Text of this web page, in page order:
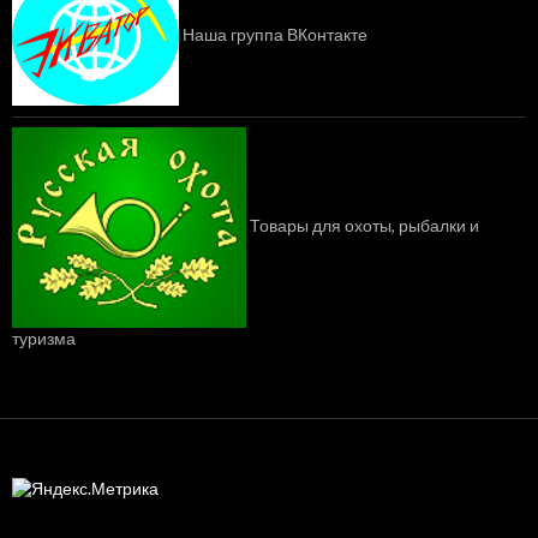
Наша группа ВКонтакте
Товары для охоты, рыбалки и
туризма